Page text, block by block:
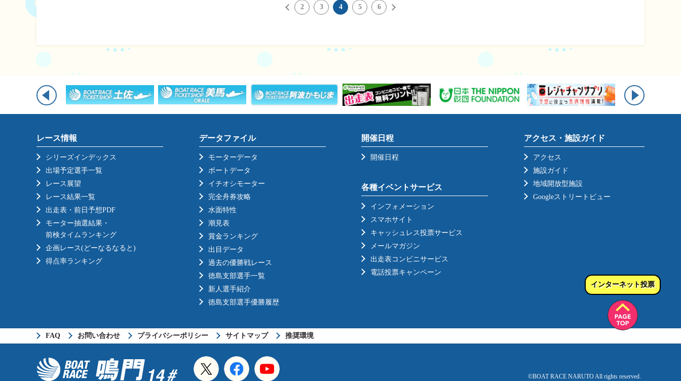
2 3 4 5 6
レース情報
シリーズインデックス
出場予定選手一覧
レース展望
レース結果一覧
出走表・前日予想PDF
モーター抽選結果・
前検タイムランキング
企画レース(どーなるなると)
得点率ランキング
データファイル
モーターデータ
ボートデータ
イチオシモーター
完全舟券攻略
水面特性
潮見表
賞金ランキング
出目データ
過去の優勝戦レース
徳島支部選手一覧
新人選手紹介
徳島支部選手優勝履歴
開催日程
開催日程
各種イベントサービス
インフォメーション
スマホサイト
キャッシュレス投票サービス
メールマガジン
出走表コンビニサービス
電話投票キャンペーン
アクセス・施設ガイド
アクセス
施設ガイド
地域開放型施設
Googleストリートビュー
FAQ お問い合わせ プライバシーポリシー サイトマップ 推奨環境
©BOAT RACE NARUTO All rights reserved.
インターネット投票